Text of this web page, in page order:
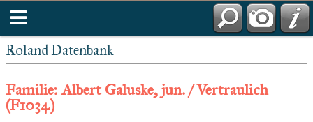
Roland Datenbank
Familie: Albert Galuske, jun. / Vertraulich
(F1034)